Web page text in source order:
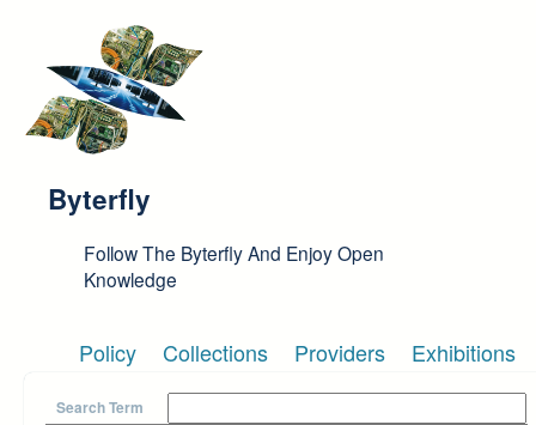
Byterfly
Follow The Byterfly And Enjoy Open
Knowledge
Policy Collections Providers Exhibitions
Search Term